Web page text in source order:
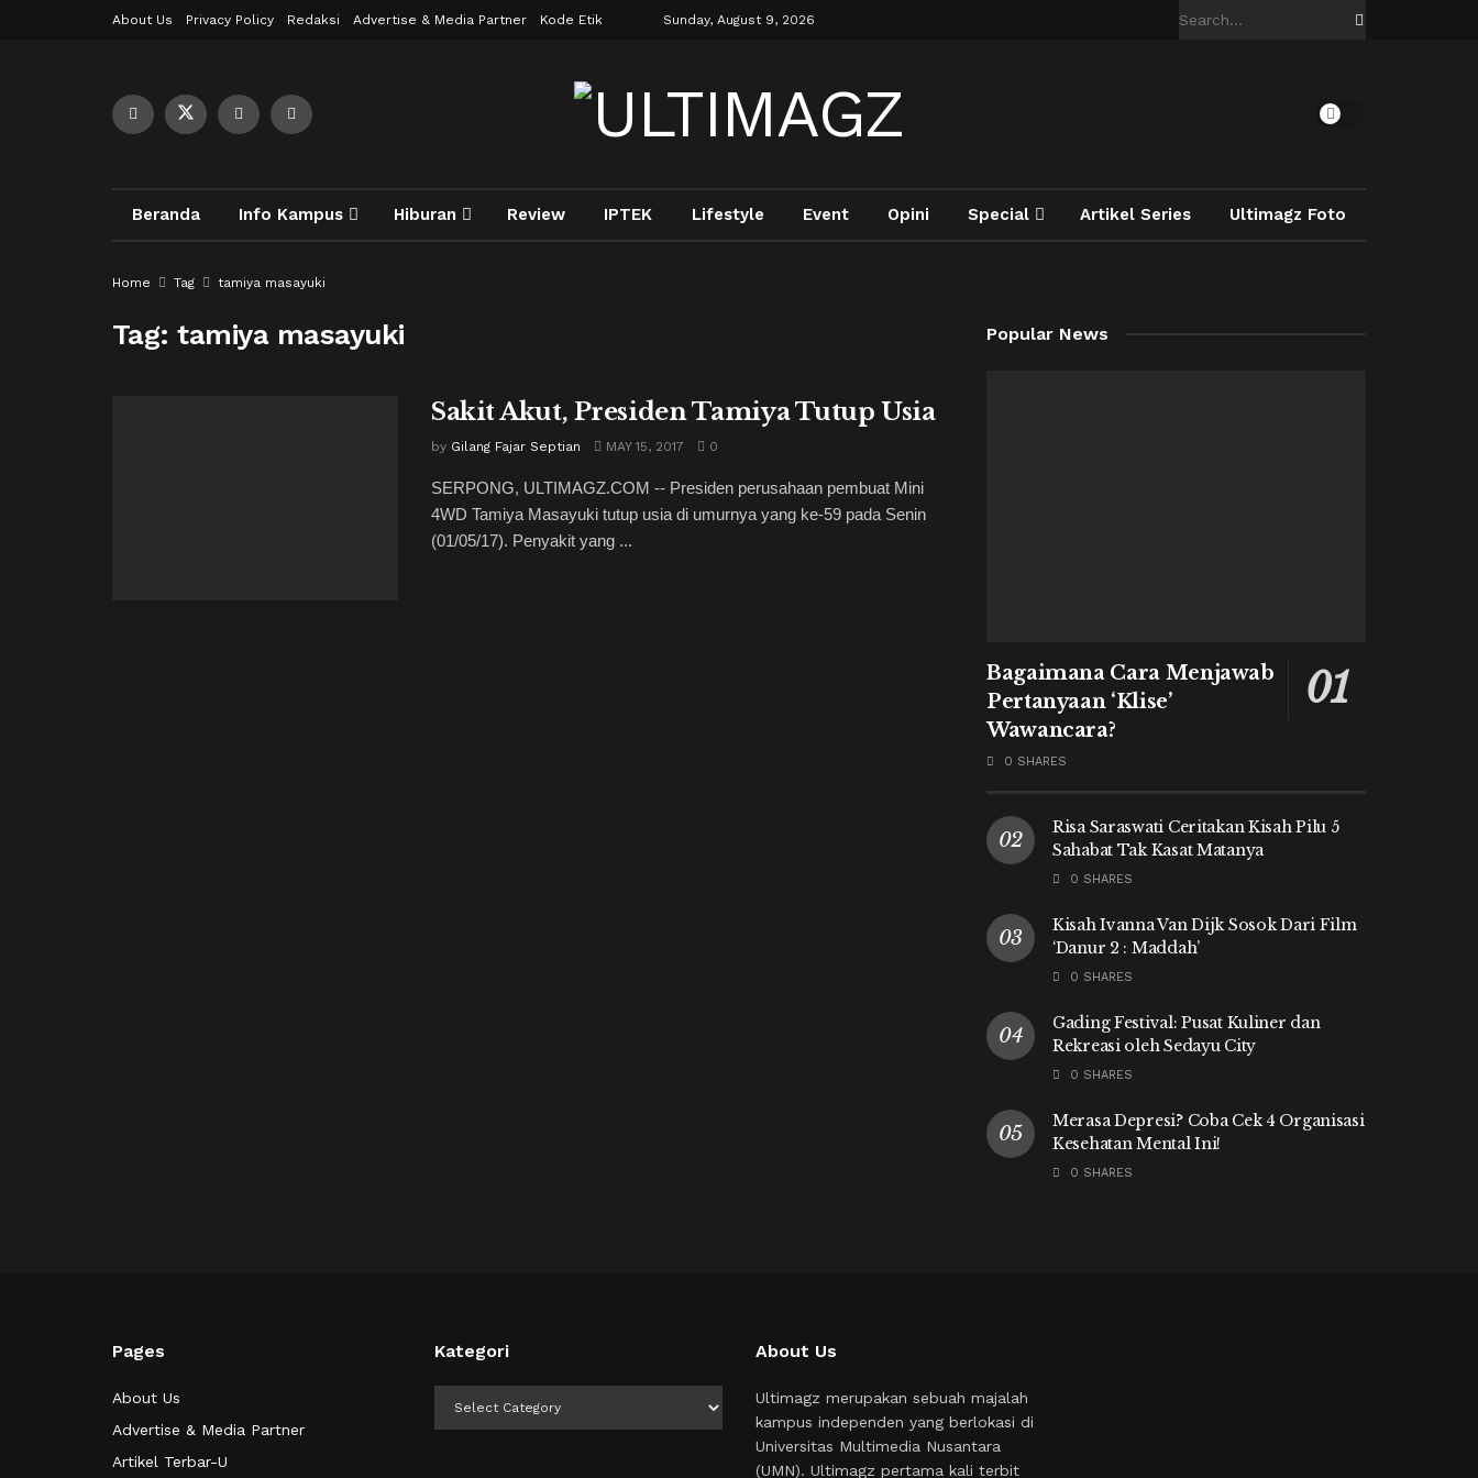
About Us Privacy Policy Redaksi Advertise & Media Partner Kode Etik Sunday, August 9, 2026
Beranda Info Kampus Hiburan Review IPTEK Lifestyle Event Opini Special Artikel Series Ultimagz Foto
Home Tag tamiya masayuki
Tag:tamiya masayuki
Sakit Akut, Presiden Tamiya Tutup Usia
by Gilang Fajar Septian MAY 15, 2017 0
SERPONG, ULTIMAGZ.COM -- Presiden perusahaan pembuat Mini
4WD Tamiya Masayuki tutup usia di umurnya yang ke-59 pada Senin
(01/05/17). Penyakit yang ...
Popular News
Bagaimana Cara Menjawab
Pertanyaan ‘Klise’
Wawancara?
0 SHARES
Risa Saraswati Ceritakan Kisah Pilu 5
Sahabat Tak Kasat Matanya
0 SHARES
Kisah Ivanna Van Dijk Sosok Dari Film
‘Danur 2 : Maddah’
0 SHARES
Gading Festival: Pusat Kuliner dan
Rekreasi oleh Sedayu City
0 SHARES
Merasa Depresi? Coba Cek 4 Organisasi
Kesehatan Mental Ini!
0 SHARES
Pages
About Us
Advertise & Media Partner
Artikel Terbar-U
Kategori About Us
Ultimagz merupakan sebuah majalah
kampus independen yang berlokasi di
Universitas Multimedia Nusantara
(UMN). Ultimagz pertama kali terbit